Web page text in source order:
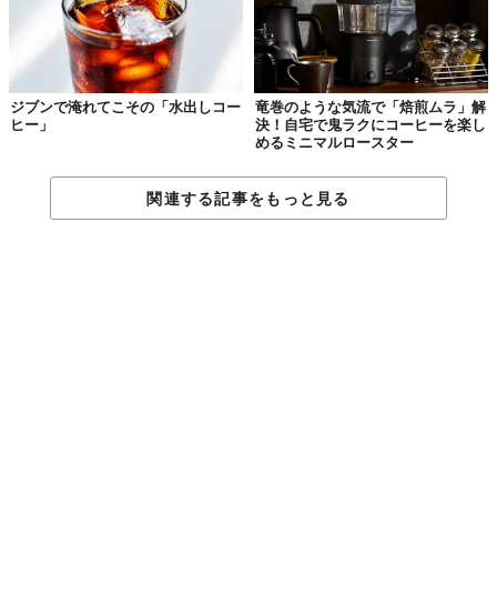
ミルク入りです。
私は思い切って「Kopi C」にしてみましたが、デザート感覚でお
いしかったです。暑い外にいる間は「さっぱりとした冷たいブラ
ックで引き締まりたいな」って思っていたのが、冷房がガンガン
に入っている室内に入ると、急に甘いのが欲しくなってしまうの
ジブンで淹れてこその「水出しコー
ヒー」
竜巻のような気流で「焙煎ムラ」解
決！自宅で鬼ラクにコーヒーを楽し
めるミニマルロースター
関連する記事をもっと見る